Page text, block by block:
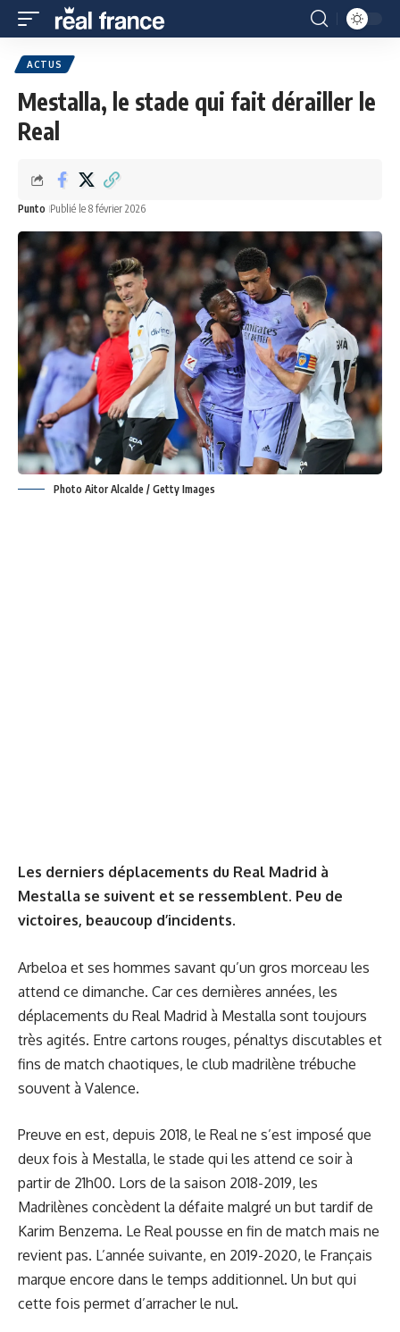
ACTUS
Mestalla, le stade qui fait dérailler le
Real
Punto Publié le 8 février 2026
Photo Aitor Alcalde / Getty Images
Les derniers déplacements du Real Madrid à
Mestalla se suivent et se ressemblent. Peu de
victoires, beaucoup d’incidents.
Arbeloa et ses hommes savant qu’un gros morceau les
attend ce dimanche. Car ces dernières années, les
déplacements du Real Madrid à Mestalla sont toujours
très agités. Entre cartons rouges, pénaltys discutables et
fins de match chaotiques, le club madrilène trébuche
souvent à Valence.
Preuve en est, depuis 2018, le Real ne s’est imposé que
deux fois à Mestalla, le stade qui les attend ce soir à
partir de 21h00. Lors de la saison 2018-2019, les
Madrilènes concèdent la défaite malgré un but tardif de
Karim Benzema. Le Real pousse en fin de match mais ne
revient pas. L’année suivante, en 2019-2020, le Français
marque encore dans le temps additionnel. Un but qui
cette fois permet d’arracher le nul.